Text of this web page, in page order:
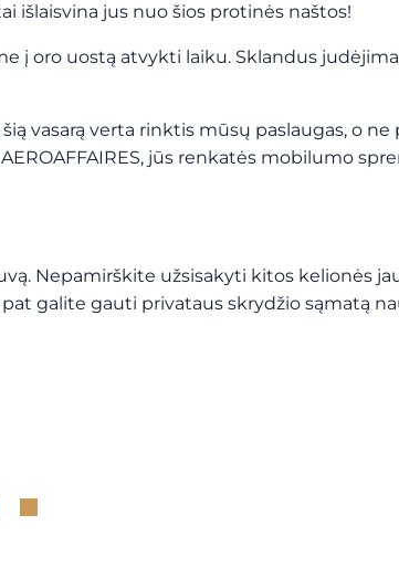
išlaisvina jus nuo šios protinės naštos!
oro uostą atvykti laiku. Sklandus
vasarą verta rinktis mūsų paslaugas, o
jūs renkatės mobilumo
Nepamirškite užsisakyti kitos kelionės
pat galite gauti privataus skrydžio sąmatą